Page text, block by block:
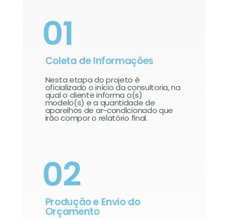
01
Coleta de Informações
Nesta etapa do projeto é
oficializado o início da consultoria, na
qual o cliente informa o(s)
modelo(s) e a quantidade de
aparelhos de ar-condicionado que
irão compor o relatório final.​
02
Produção e Envio do
Orçamento